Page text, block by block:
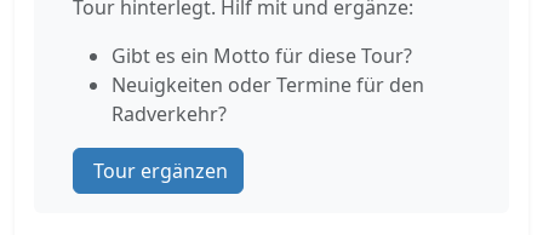
Tour hinterlegt. Hilf mit und ergänze:
Gibt es ein Motto für diese Tour?
Neuigkeiten oder Termine für den
Radverkehr?
Tour ergänzen